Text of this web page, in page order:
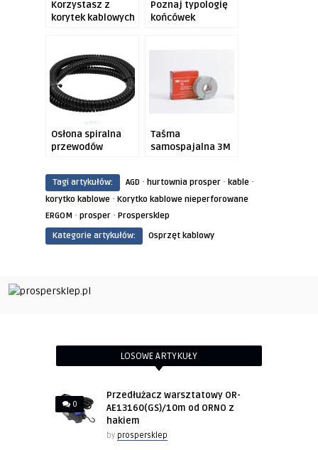
Korzystasz z
korytek kablowych
Poznaj typologię
końcówek
Osłona spiralna
przewodów
Taśma
samospajalna 3M
Tagi artykułów: AGD · hurtownia prosper · kable ·
korytko kablowe · Korytko kablowe nieperforowane
ERGOM · prosper · Prospersklep
Kategorie artykułów:
Osprzęt kablowy
LOSOWE ARTYKUŁY
0
Przedłużacz warsztatowy OR-
AE13160(GS)/10m od ORNO z
hakiem
by prospersklep